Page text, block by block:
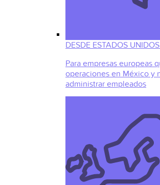
DESDE ESTADOS
Para empresas europeas
operaciones en México y
administrar empleados